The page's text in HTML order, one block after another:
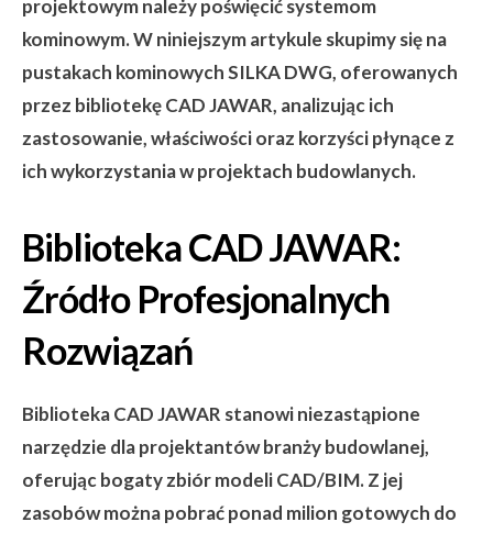
projektowym należy poświęcić systemom
kominowym. W niniejszym artykule skupimy się na
pustakach kominowych SILKA DWG, oferowanych
przez bibliotekę CAD JAWAR, analizując ich
zastosowanie, właściwości oraz korzyści płynące z
ich wykorzystania w projektach budowlanych.
Biblioteka CAD JAWAR:
Źródło Profesjonalnych
Rozwiązań
Biblioteka CAD JAWAR stanowi niezastąpione
narzędzie dla projektantów branży budowlanej,
oferując bogaty zbiór modeli CAD/BIM. Z jej
zasobów można pobrać ponad milion gotowych do